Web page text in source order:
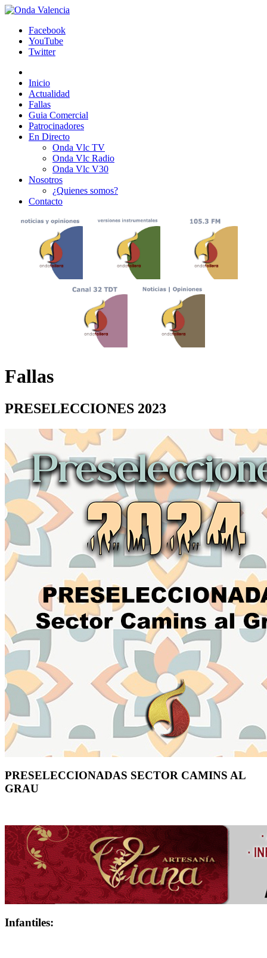
Facebook
YouTube
Twitter
Inicio
Actualidad
Fallas
Guia Comercial
Patrocinadores
En Directo
Onda Vlc TV
Onda Vlc Radio
Onda Vlc V30
Nosotros
¿Quienes somos?
Contacto
Fallas
PRESELECCIONES 2023
PRESELECCIONADAS SECTOR CAMINS AL
GRAU
Infantiles: